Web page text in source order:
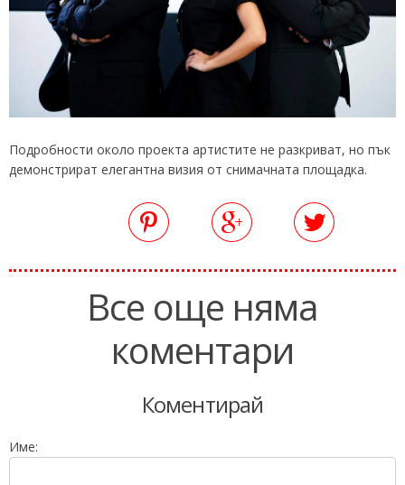
Подробности около проекта артистите не разкриват, но пък
демонстрират елегантна визия от снимачната площадка.
Все още няма
коментари
Коментирай
Име: